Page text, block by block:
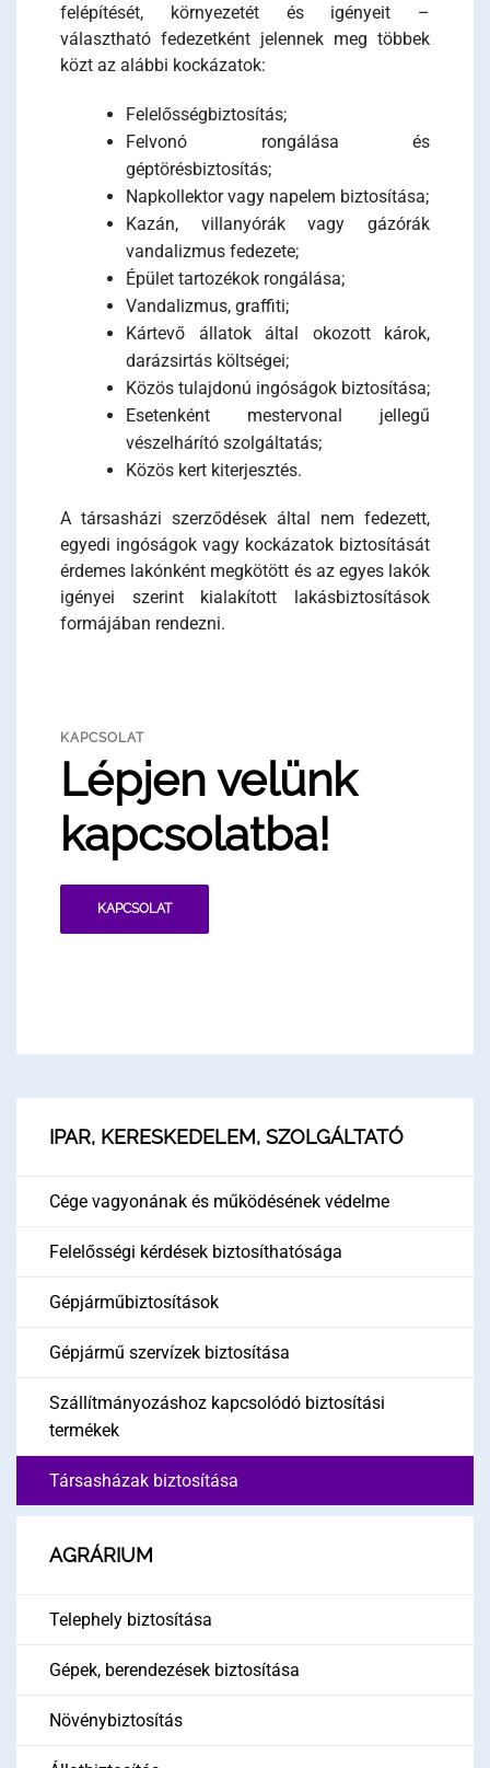
felépítését, környezetét és igényeit –
választható fedezetként jelennek meg többek
közt az alábbi kockázatok:
Felelősségbiztosítás;
Felvonó rongálása és
géptörésbiztosítás;
Napkollektor vagy napelem biztosítása;
Kazán, villanyórák vagy gázórák
vandalizmus fedezete;
Épület tartozékok rongálása;
Vandalizmus, graffiti;
Kártevő állatok által okozott károk,
darázsirtás költségei;
Közös tulajdonú ingóságok biztosítása;
Esetenként mestervonal jellegű
vészelhárító szolgáltatás;
Közös kert kiterjesztés.
A társasházi szerződések által nem fedezett,
egyedi ingóságok vagy kockázatok biztosítását
érdemes lakónként megkötött és az egyes lakók
igényei szerint kialakított lakásbiztosítások
formájában rendezni.
KAPCSOLAT
Lépjen velünk
kapcsolatba!
KAPCSOLAT
IPAR, KERESKEDELEM, SZOLGÁLTATÓ
Cége vagyonának és működésének védelme
Felelősségi kérdések biztosíthatósága
Gépjárműbiztosítások
Gépjármű szervízek biztosítása
Szállítmányozáshoz kapcsolódó biztosítási
termékek
Társasházak biztosítása
AGRÁRIUM
Telephely biztosítása
Gépek, berendezések biztosítása
Növénybiztosítás